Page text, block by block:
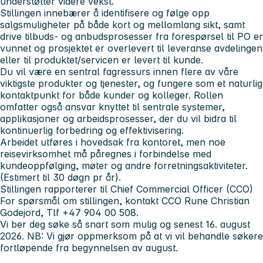
Stillingen innebærer å identifisere og følge opp
salgsmuligheter på både kort og mellomlang sikt, samt
drive tilbuds- og anbudsprosesser fra forespørsel til PO er
vunnet og prosjektet er overlevert til leveranse avdelingen
eller til produktet/servicen er levert til kunde.
Du vil være en sentral fagressurs innen flere av våre
viktigste produkter og tjenester, og fungere som et naturlig
kontaktpunkt for både kunder og kolleger. Rollen
omfatter også ansvar knyttet til sentrale systemer,
applikasjoner og arbeidsprosesser, der du vil bidra til
kontinuerlig forbedring og effektivisering.
Arbeidet utføres i hovedsak fra kontoret, men noe
reisevirksomhet må påregnes i forbindelse med
kundeoppfølging, møter og andre forretningsaktiviteter.
(Estimert til 30 døgn pr år).
Stillingen rapporterer til Chief Commercial Officer (CCO)
For spørsmål om stillingen, kontakt CCO Rune Christian
Godejord, Tlf +47 904 00 508.
Vi ber deg søke så snart som mulig og senest 16. august
2026. NB: Vi gjør oppmerksom på at vi vil behandle søkere
fortløpende fra begynnelsen av august.